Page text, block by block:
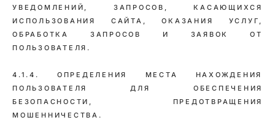
УВЕДОМЛЕНИЙ, ЗАПРОСОВ, КАСАЮЩИХСЯ
ИСПОЛЬЗОВАНИЯ САЙТА, ОКАЗАНИЯ УСЛУГ,
ОБРАБОТКА ЗАПРОСОВ И ЗАЯВОК ОТ
ПОЛЬЗОВАТЕЛЯ.
4.1.4. ОПРЕДЕЛЕНИЯ МЕСТА НАХОЖДЕНИЯ
ПОЛЬЗОВАТЕЛЯ ДЛЯ ОБЕСПЕЧЕНИЯ
БЕЗОПАСНОСТИ, ПРЕДОТВРАЩЕНИЯ
МОШЕННИЧЕСТВА.